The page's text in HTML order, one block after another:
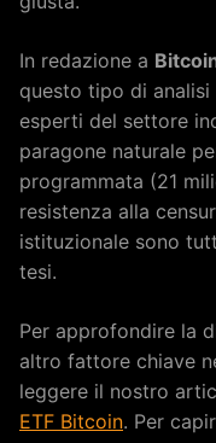
In redazione a
questo tipo di
esperti del settore
paragone naturale
programmata (21
resistenza alla
istituzionale sono
tesi.
Per approfondire la
altro fattore chiave
leggere il nostro
ETF Bitcoin. Per